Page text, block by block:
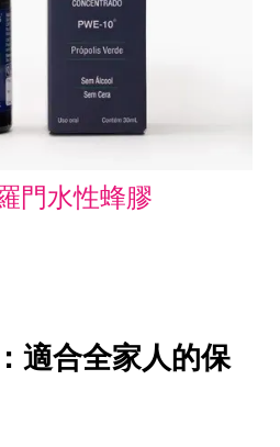
門水性蜂膠
適合全家人的保